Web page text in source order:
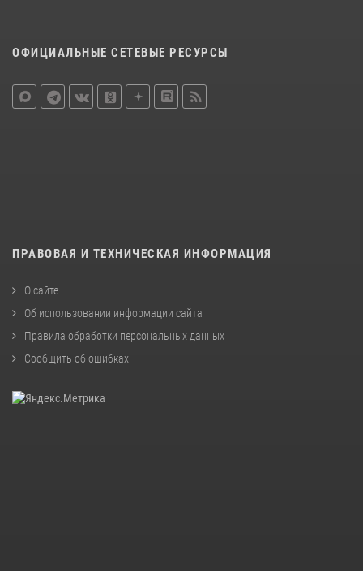
ОФИЦИАЛЬНЫЕ СЕТЕВЫЕ РЕСУРСЫ
ПРАВОВАЯ И ТЕХНИЧЕСКАЯ ИНФОРМАЦИЯ
О сайте
Об использовании информации сайта
Правила обработки персональных данных
Сообщить об ошибках